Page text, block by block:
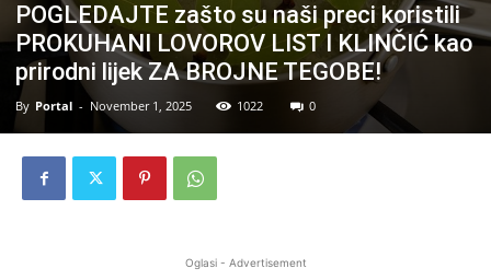
POGLEDAJTE zašto su naši preci koristili
PROKUHANI LOVOROV LIST I KLINČIĆ kao
prirodni lijek ZA BROJNE TEGOBE!
By Portal - November 1, 2025 1022 0
Oglasi - Advertisement